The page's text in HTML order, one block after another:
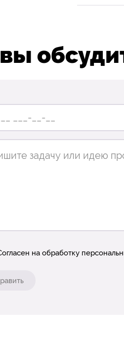
на обработку